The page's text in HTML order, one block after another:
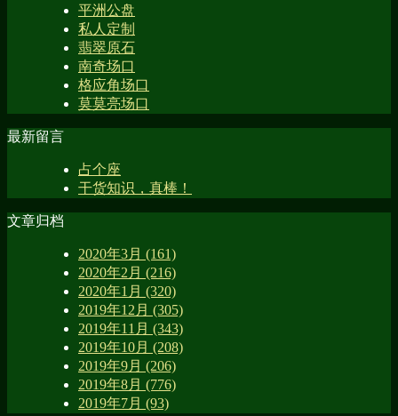
平洲公盘
私人定制
翡翠原石
南奇场口
格应角场口
莫莫亮场口
最新留言
占个座
干货知识，真棒！
文章归档
2020年3月 (161)
2020年2月 (216)
2020年1月 (320)
2019年12月 (305)
2019年11月 (343)
2019年10月 (208)
2019年9月 (206)
2019年8月 (776)
2019年7月 (93)